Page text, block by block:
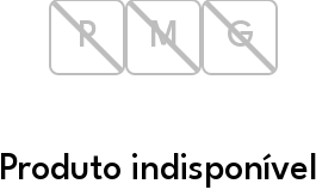
P
M G
Produto